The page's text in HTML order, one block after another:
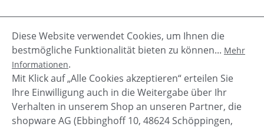
Beschreibung
Diese Zecchino d´oro Mädchen Chelsea Stiefel sind
aus hochwertigem Kalbsleder in Italien gefertigt
worden.Innen sind sie kom…Mehr
Diese Website verwendet Cookies, um Ihnen die
bestmögliche Funktionalität bieten zu können... Mehr
Informationen.
Mit Klick auf „Alle Cookies akzeptieren“ erteilen Sie
Ihre Einwilligung auch in die Weitergabe über Ihr
Verhalten in unserem Shop an unseren Partner, die
shopware AG (Ebbinghoff 10, 48624 Schöppingen,